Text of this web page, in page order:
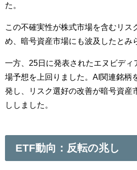
た。
この不確実性が株式市場を含むリス
め、暗号資産市場にも波及したとみ
一方、25日に発表されたエヌビディ
場予想を上回りました。AI関連銘柄
発し、リスク選好の改善が暗号資産
ししました。
ETF動向：反転の兆し